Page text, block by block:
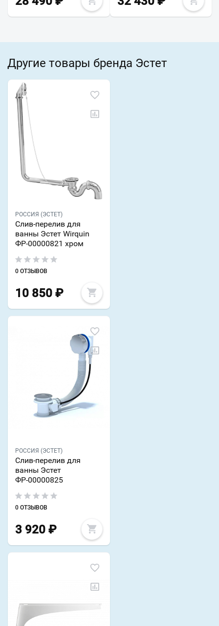
Другие товары бренда Эстет
РОССИЯ (ЭСТЕТ)
Слив-перелив для
ванны Эстет Wirquin
ФР-00000821 хром
0 ОТЗЫВОВ
10 850 ₽
РОССИЯ (ЭСТЕТ)
Слив-перелив для
ванны Эстет
ФР-00000825
0 ОТЗЫВОВ
3 920 ₽